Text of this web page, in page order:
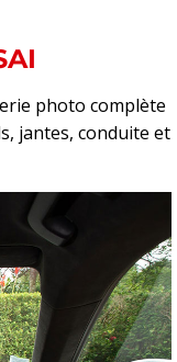
photo complète
jantes, conduite et